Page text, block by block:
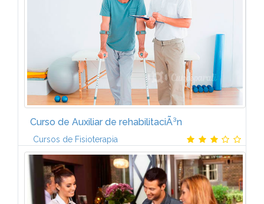
ComunicaciÃ³nT. 5: Desarrollo...
Curso de Auxiliar de rehabilitaciÃ³n
Cursos de Fisioterapia
Unidad 1. Conceptos bÃ¡sicos de Fisioterapia y
PatologÃ­as del aparato locomotor Conceptos
bÃ¡sicos de la Fisioterapia PatologÃ­a traumÃ¡tica
Principales lesiones...